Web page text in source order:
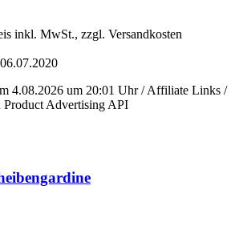
inkl. MwSt., zzgl. Versandkosten
4.08.2026 um 20:01 Uhr / Affiliate Links /
Advertising API